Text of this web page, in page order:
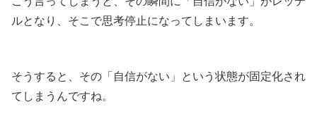
ルとなり、そこで思考停止になってしまいます。
そうすると、その「自信がない」という状態が固定化され
てしまうんですね。